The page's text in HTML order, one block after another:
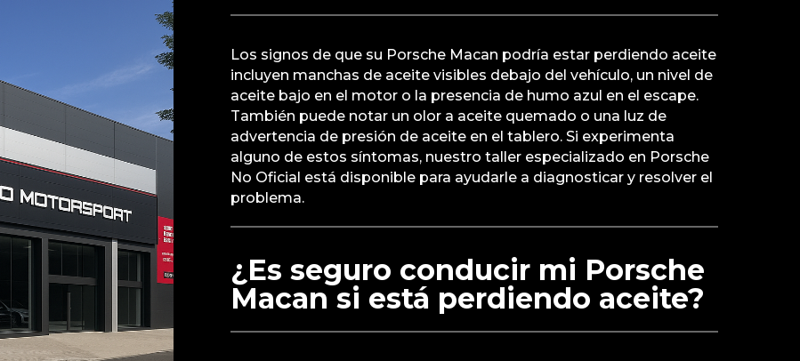
Los signos de que su Porsche Macan podría estar perdiendo aceite
incluyen manchas de aceite visibles debajo del vehículo, un nivel de
aceite bajo en el motor o la presencia de humo azul en el escape.
También puede notar un olor a aceite quemado o una luz de
advertencia de presión de aceite en el tablero. Si experimenta
alguno de estos síntomas, nuestro taller especializado en Porsche
No Oficial está disponible para ayudarle a diagnosticar y resolver el
problema.
¿Es seguro conducir mi Porsche
Macan si está perdiendo aceite?